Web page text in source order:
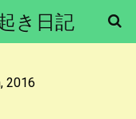
き日記
2016